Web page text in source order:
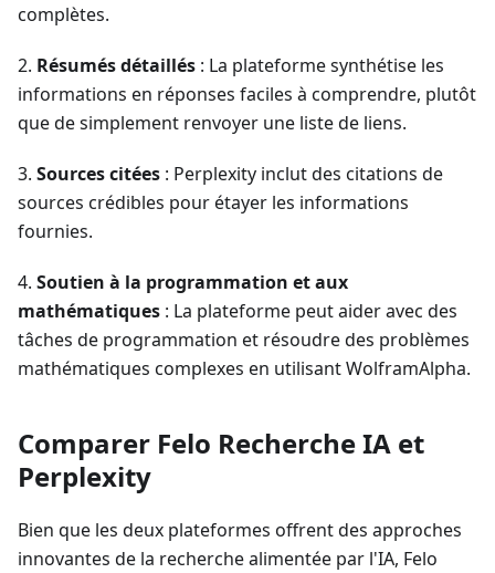
complètes.
2. Résumés détaillés : La plateforme synthétise les
informations en réponses faciles à comprendre, plutôt
que de simplement renvoyer une liste de liens.
3. Sources citées : Perplexity inclut des citations de
sources crédibles pour étayer les informations
fournies.
4. Soutien à la programmation et aux
mathématiques : La plateforme peut aider avec des
tâches de programmation et résoudre des problèmes
mathématiques complexes en utilisant WolframAlpha.
Comparer Felo Recherche IA et
Perplexity
Bien que les deux plateformes offrent des approches
innovantes de la recherche alimentée par l'IA, Felo